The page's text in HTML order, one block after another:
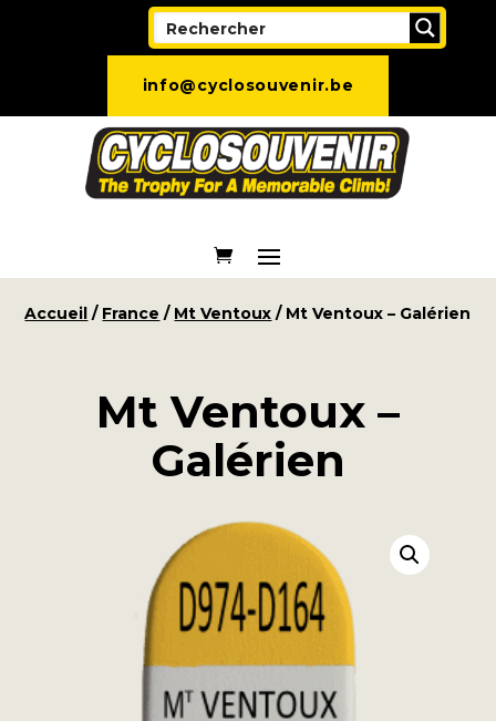
info@cyclosouvenir.be
Accueil / France / Mt Ventoux / Mt Ventoux – Galérien
Mt Ventoux –
Galérien